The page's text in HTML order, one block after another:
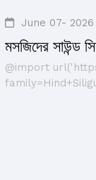
June 07- 2026
মসজিদের সাউন্ড
@import